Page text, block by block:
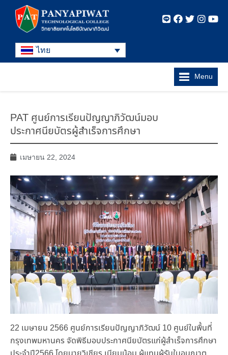
ไทย
Menu
PAT ศูนย์การเรียนปัญญาภิวัฒน์มอบ
ประกาศนียบัตรผู้สำเร็จการศึกษา
เมษายน 22, 2024
22 เมษายน 2566 ศูนย์การเรียนปัญญาภิวัฒน์ 10 ศูนย์ในพื้นที่
กรุงเทพมหานคร จัดพิธีมอบประกาศนียบัตรแก่ผู้สำเร็จการศึกษา